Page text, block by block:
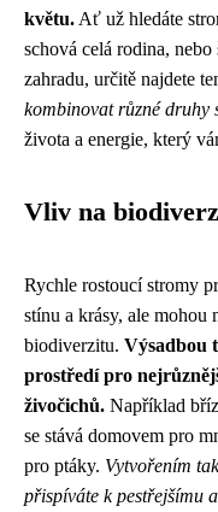
květu. Ať už hledáte
schová celá rodina,
zahradu, určitě najdete
kombinovat různé druhy
života a energie, který
Vliv na
Rychle rostoucí stromy
stínu a krásy, ale
biodiverzitu. Výsadbou
prostředí pro
živočichů. Například
se stává domovem pro
pro ptáky. Vytvořením
přispíváte k pestřejšímu